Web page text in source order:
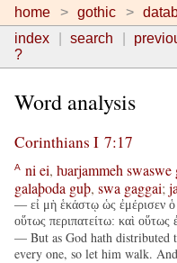
home gothic
index
search
?
Word analysis
Corinthians I 7:17
A ni ei, ƕarjammeh swaswe
galaþoda guþ, swa gaggai;
— εἰ μὴ ἑκάστῳ ὡς ἐμέρισεν ὁ
οὕτως περιπατείτω: καὶ οὕτως
— But as God hath distributed
every one, so let him walk.